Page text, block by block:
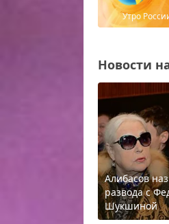
Утро
Новости
Алибасов
развода с
Шукшиной